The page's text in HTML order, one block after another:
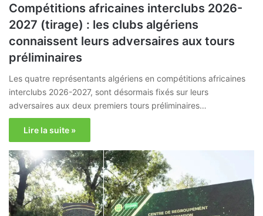
Compétitions africaines interclubs 2026-
2027 (tirage) : les clubs algériens
connaissent leurs adversaires aux tours
préliminaires
Les quatre représentants algériens en compétitions africaines
interclubs 2026-2027, sont désormais fixés sur leurs
adversaires aux deux premiers tours préliminaires…
Lire la suite »